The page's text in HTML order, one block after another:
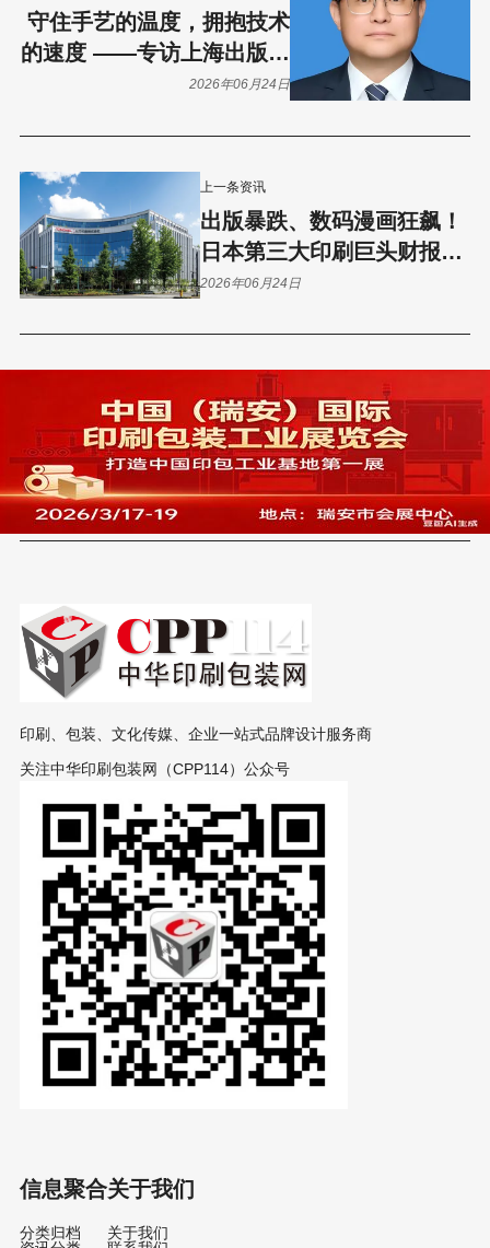
上一条资讯
出版暴跌、数码漫画狂飙！
日本第三大印刷巨头财报揭
开转型底层逻辑
2026年06月24日
守住手艺的温度，拥抱技术
的速度 ——专访上海出版印
刷高等专科学校艺术设计系
2026年06月24日
印刷、包装、文化传媒、企业一站式品牌设计服务商
关注中华印刷包装网（CPP114）公众号
信息聚合
分类归档
关于我们
关于我们